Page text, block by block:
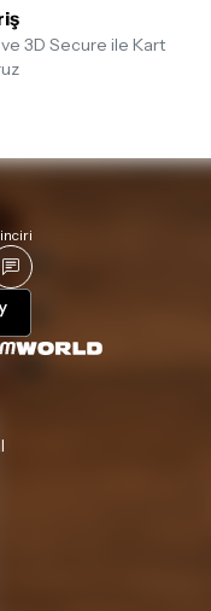
3D Secure ile Kart